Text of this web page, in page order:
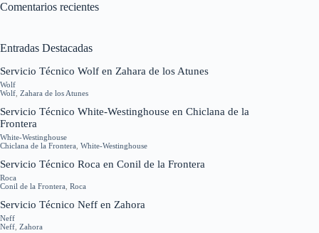
Comentarios recientes
Entradas Destacadas
Servicio Técnico Wolf en Zahara de los Atunes
Wolf
Wolf Zahara de los Atunes
Servicio Técnico White-Westinghouse en Chiclana de la
Frontera
White-Westinghouse
Chiclana de la Frontera White-Westinghouse
Servicio Técnico Roca en Conil de la Frontera
Roca
Conil de la Frontera Roca
Servicio Técnico Neff en Zahora
Neff
Neff Zahora